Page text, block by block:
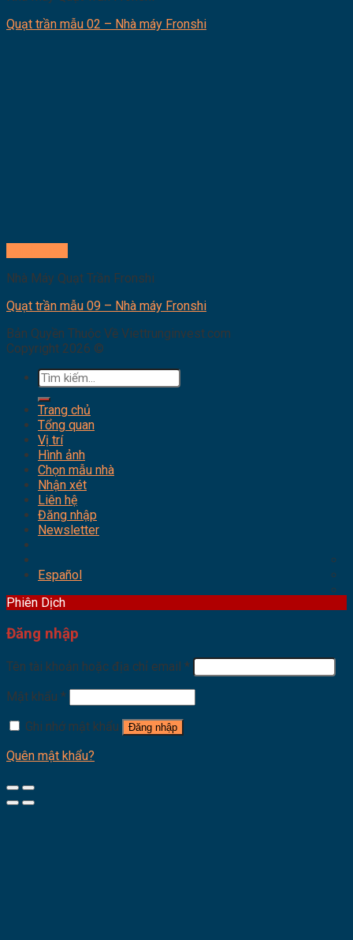
Quạt trần mẫu 02 – Nhà máy Fronshi
Nhà Máy Quạt Trần Fronshi
Quạt trần mẫu 09 – Nhà máy Fronshi
Bản Quyền Thuộc Về Viettrunginvest.com
Copyright 2026 ©
Tìm
kiếm:
Trang chủ
Tổng quan
Vị trí
Hình ảnh
Chọn mẫu nhà
Nhận xét
Liên hệ
Đăng nhập
Newsletter
Español
Phiên Dịch
Đăng nhập
Tên tài khoản hoặc địa chỉ email *
Mật khẩu *
Ghi nhớ mật khẩu
Đăng nhập
Quên mật khẩu?